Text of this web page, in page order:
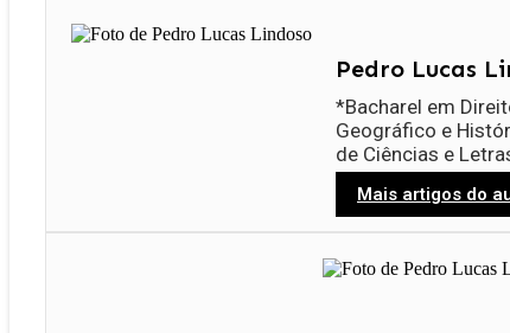
Pedro Lucas
*Bacharel em
Geográfico e
de Ciências e
Mais artigos do